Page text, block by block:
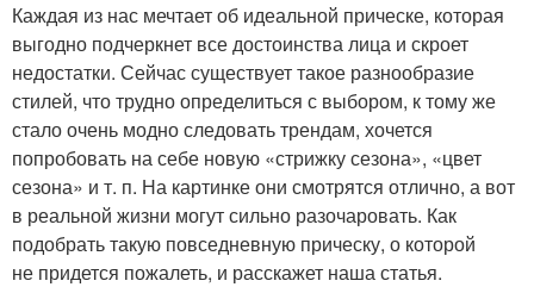
Каждая из нас мечтает об идеальной прическе, которая
выгодно подчеркнет все достоинства лица и скроет
недостатки. Сейчас существует такое разнообразие
стилей, что трудно определиться с выбором, к тому же
стало очень модно следовать трендам, хочется
попробовать на себе новую «стрижку сезона», «цвет
сезона» и т. п. На картинке они смотрятся отлично, а вот
в реальной жизни могут сильно разочаровать. Как
подобрать такую повседневную прическу, о которой
не придется пожалеть, и расскажет наша статья.